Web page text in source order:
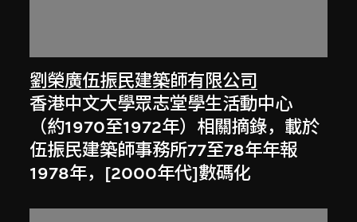
劉榮廣伍振民建築師有限公司
香港中文大學眾志堂學生活動中心
（約1970至1972年）相關摘錄，載於
伍振民建築師事務所77至78年年報
1978年，[2000年代]數碼化